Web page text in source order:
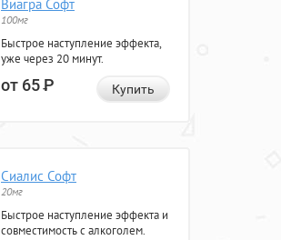
Виагра Софт
100мг
Быстрое наступление эффекта,
уже через 20 минут.
от 65Р Купить
Сиалис Софт
20мг
Быстрое наступление эффекта и
совместимость с алкоголем.